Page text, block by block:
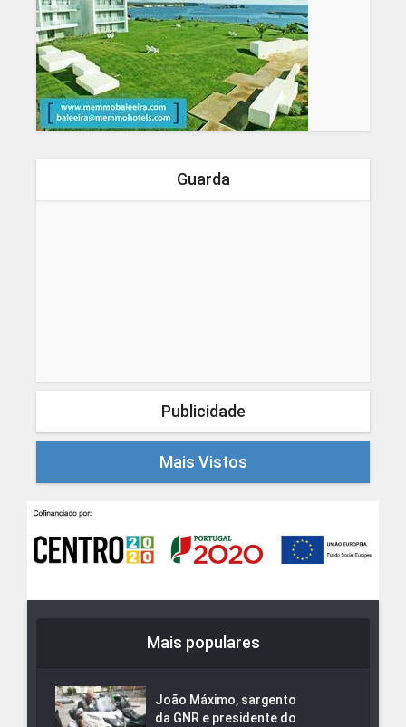
Guarda
Publicidade
Mais Vistos
Mais populares
João Máximo, sargento
da GNR e presidente do